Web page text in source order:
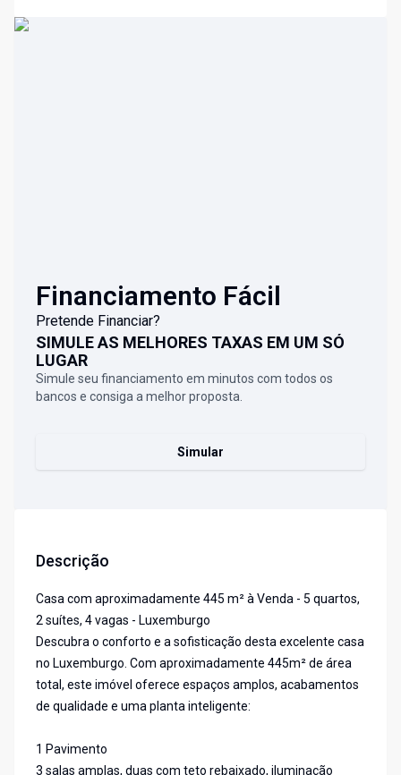
Financiamento Fácil
Pretende Financiar?
SIMULE AS MELHORES TAXAS EM UM SÓ
LUGAR
Simule seu financiamento em minutos com todos os
bancos e consiga a melhor proposta.
Simular
Descrição
Casa com aproximadamente 445 m² à Venda - 5 quartos,
2 suítes, 4 vagas - Luxemburgo
Descubra o conforto e a sofisticação desta excelente casa
no Luxemburgo. Com aproximadamente 445m² de área
total, este imóvel oferece espaços amplos, acabamentos
de qualidade e uma planta inteligente:
1 Pavimento
3 salas amplas, duas com teto rebaixado, iluminação